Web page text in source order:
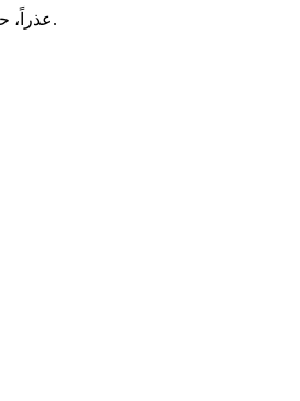
عذراً، حدث خطأ فني. يرجى المحاولة لاحقاً.